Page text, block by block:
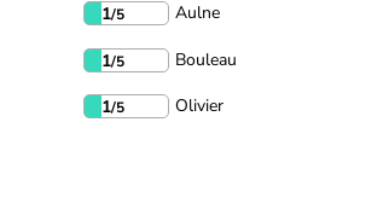
1/5 Aulne
1/5 Bouleau
1/5 Olivier